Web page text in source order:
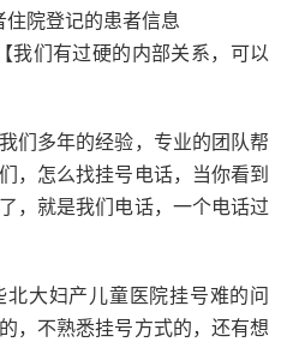
院登记的患者信息
我们有过硬的内部关系，可以
们多年的经验，专业的团队帮
，怎么找挂号电话，当你看到
，就是我们电话，一个电话过
大妇产儿童医院挂号难的问
，不熟悉挂号方式的，还有想